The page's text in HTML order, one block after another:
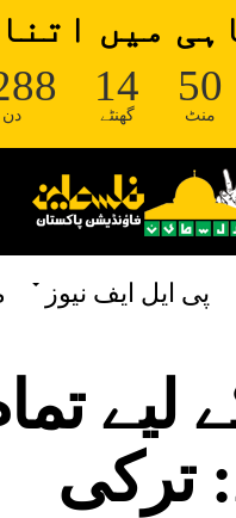
میں
دن
14
گھنٹے
50
منٹ
پی ایل ایف نیوز
لیے
ترکی